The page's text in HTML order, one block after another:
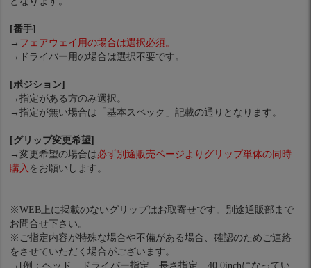
[番手]
→ フェアウェイ用の場合は選択必須。
→ドライバー用の場合は選択不要です。
[ポジション]
→指定がある方のみ選択。
→指定が無い場合は「基本スペック」記載の通りとなります。
[グリップ変更希望]
→変更希望の場合は必ず別途販売ページよりグリップ単体の同時
購入 をお願いします。
※WEB上に掲載のないグリップはお取寄せです。別途通販部まで
お問合せ下さい。
※ご指定内容が特殊な場合や不備がある場合、確認のためご連絡
をさせていただく場合がございます。
→[例：ヘッド…ドライバー指定、長さ指定…40.0inchになってい